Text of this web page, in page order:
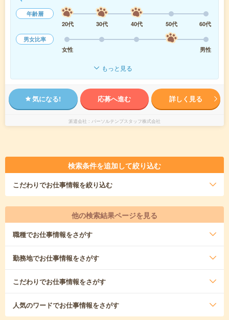
年齢層
20代
30代 40代 50代
60代
男女比率
女性
男性
もっと見る
気になる! 応募へ進む 詳しく見る
派遣会社 パーソルテンプスタッフ株式会社
検索条件を追加して絞り込む
こだわりでお仕事情報を絞り込む
他の検索結果ページを見る
職種でお仕事情報をさがす
勤務地でお仕事情報をさがす
こだわりでお仕事情報をさがす
人気のワードでお仕事情報をさがす